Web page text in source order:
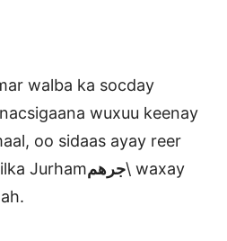
walba ka socday
wuxuu keenay
oo sidaas ayay reer
Jurhamجرهم\ waxay